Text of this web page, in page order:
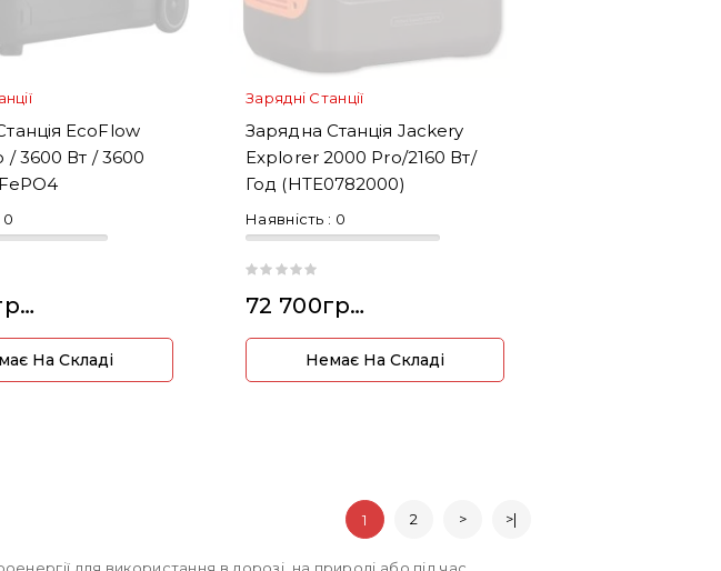
EcoFlow
/ 3600 Вт / 3600
0
66 000грн.
На Складі
Зарядні Станції
Зарядна Станція Jackery
Explorer 2000 Pro/2160 Вт/
Год (HTE0782000)
Наявність : 0
72 700грн.
Немає На Складі
1 2 > >|